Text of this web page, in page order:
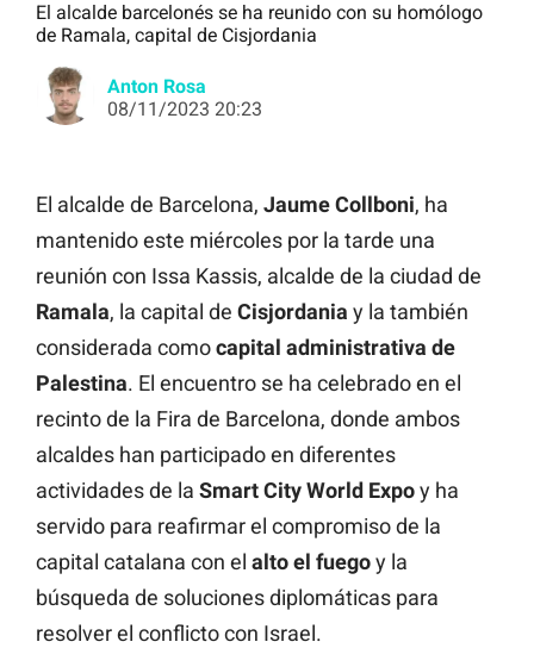
El alcalde barcelonés se ha reunido con su homólogo
de Ramala, capital de Cisjordania
Anton Rosa
08/11/2023 20:23
El alcalde de Barcelona, Jaume Collboni, ha
mantenido este miércoles por la tarde una
reunión con Issa Kassis, alcalde de la ciudad de
Ramala, la capital de Cisjordania y la también
considerada comocapital administrativa de
Palestina. El encuentro se ha celebrado en el
recinto de la Fira de Barcelona, donde ambos
alcaldes han participado en diferentes
actividades de la Smart City World Expoy ha
servido para reafirmar el compromiso de la
capital catalana con el alto el fuegoy la
búsqueda de soluciones diplomáticas para
resolver el conflicto con Israel.